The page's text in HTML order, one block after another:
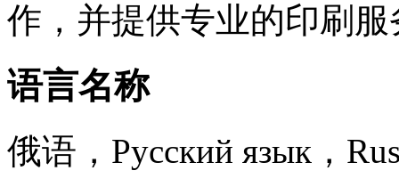
作，并提供专业的印刷服
语言名称
俄语，Русский язык，